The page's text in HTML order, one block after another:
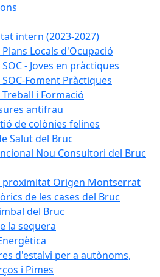
intern (2023-2027)
Locals d'Ocupació
- Joves en pràctiques
Foment Pràctiques
i Formació
antifrau
de colònies felines
Salut del Bruc
Nou Consultori del Bruc
proximitat Origen Montserrat
de les cases del Bruc
del Bruc
la sequera
d'estalvi per a autònoms,
i Pimes